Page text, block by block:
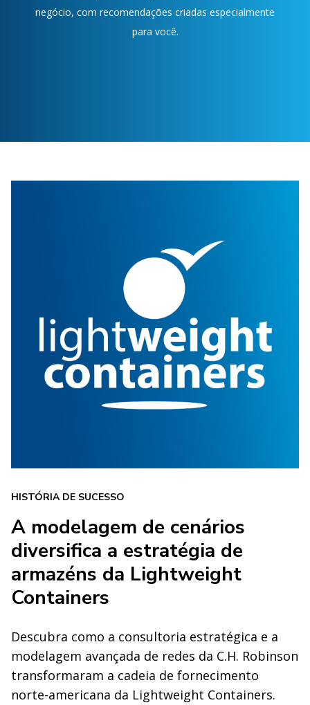
negócio, com recomendações criadas especialmente
para você.
HISTÓRIA DE SUCESSO
A modelagem de cenários
diversifica a estratégia de
armazéns da Lightweight
Containers
Descubra como a consultoria estratégica e a
modelagem avançada de redes da C.H. Robinson
transformaram a cadeia de fornecimento
norte-americana da Lightweight Containers.